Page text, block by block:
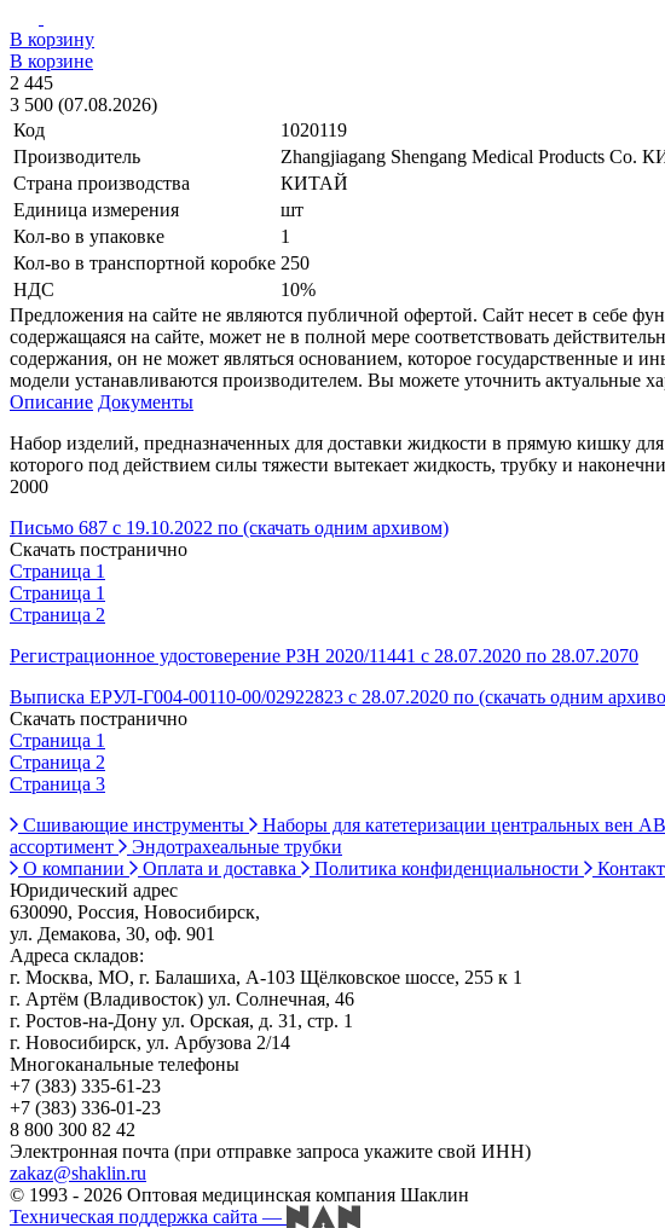
В корзину
В корзине
2 445
3 500 (07.08.2026)
Код
1020119
Производитель
Zhangjiagang Shengang Medical Products Co.
Страна производства
КИТАЙ
Единица измерения
шт
Кол-во в упаковке
1
Кол-во в транспортной коробке 250
НДС
10%
Предложения на сайте не являются публичной офертой. Сайт несет в себе
содержащаяся на сайте, может не в полной мере соответствовать
содержания, он не может являться основанием, которое государственные и
модели устанавливаются производителем. Вы можете уточнить актуальные
Описание Документы
Набор изделий, предназначенных для доставки жидкости в прямую кишку
которого под действием силы тяжести вытекает жидкость, трубку и
2000
Письмо 687 с 19.10.2022 по (скачать одним архивом)
Скачать постранично
Страница 1
Страница 1
Страница 2
Регистрационное удостоверение РЗН 2020/11441 с 28.07.2020 по 28.07.2070
Выписка ЕРУЛ-Г004-00110-00/02922823 с 28.07.2020 по (скачать одним
Скачать постранично
Страница 1
Страница 2
Страница 3
Сшивающие инструменты
Наборы для катетеризации центральных вен
ассортимент
Эндотрахеальные трубки
О компании
Оплата и доставка Политика конфиденциальности
Юридический адрес
630090, Россия, Новосибирск,
ул. Демакова, 30, оф. 901
Адреса складов:
г. Москва, МО, г. Балашиха, А-103 Щёлковское шоссе, 255 к 1
г. Артём (Владивосток) ул. Солнечная, 46
г. Ростов-на-Дону ул. Орская, д. 31, стр. 1
г. Новосибирск, ул. Арбузова 2/14
Многоканальные телефоны
+7 (383) 335-61-23
+7 (383) 336-01-23
8 800 300 82 42
Электронная почта (при отправке запроса укажите свой ИНН)
zakaz@shaklin.ru
© 1993 - 2026 Оптовая медицинская компания Шаклин
Техническая поддержка сайта —